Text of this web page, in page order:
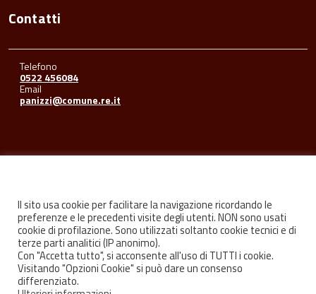
Contatti
Telefono
0522 456084
Email
panizzi@comune.re.it
FacebookYoutubeInstagram
Il sito usa cookie per facilitare la navigazione ricordando le
preferenze e le precedenti visite degli utenti. NON sono usati
cookie di profilazione. Sono utilizzati soltanto cookie tecnici e di
terze parti analitici (IP anonimo).
Con "Accetta tutto", si acconsente all'uso di TUTTI i cookie.
Visitando "Opzioni Cookie" si può dare un consenso
differenziato.